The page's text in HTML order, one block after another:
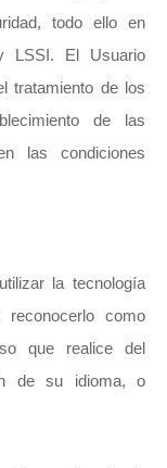
todo ello en
LSSI. El Usuario
tratamiento de los
de las
las condiciones
la tecnología
como
que realice del
de su idioma, o